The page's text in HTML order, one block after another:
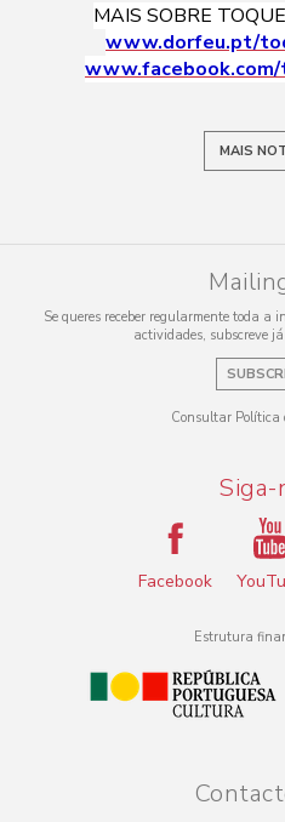
MAIS SOBRE
www.dorfeu.pt/
MAIS
Se queres receber regularmente toda a
actividades, subscreve
Consultar Política
Siga-
Facebook
Estrutura